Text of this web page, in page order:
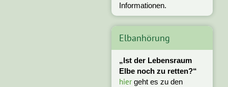
Informationen.
Elbanhörung
„Ist der Lebensraum
Elbe noch zu retten?“
hiergeht es zu den